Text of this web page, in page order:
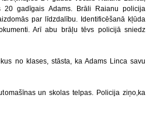
gadīgais Adams. Brāli Raianu policija
par līdzdalību. Identificēšanā kļūda
Arī abu brāļu tēvs policijā sniedz
no klases, stāsta, ka Adams Linca savu
un skolas telpas. Policija ziņo,ka